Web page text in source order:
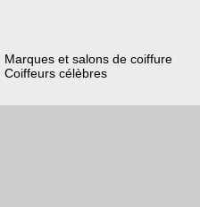
Marques et salons de coiffure
Coiffeurs célèbres